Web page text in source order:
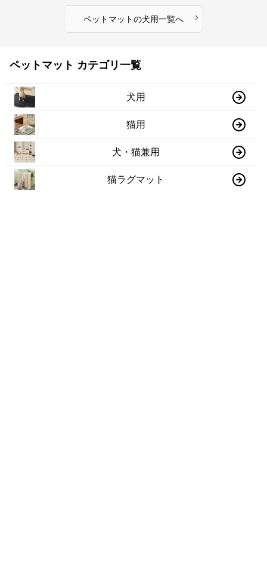
ペットマットの犬用一覧へ ›
ペットマット カテゴリ一覧
犬用
猫用
犬・猫兼用
猫ラグマット